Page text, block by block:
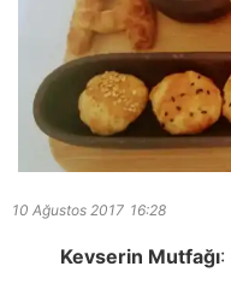
10 Ağustos 2017 16:28
Kevserin Mutfağı: